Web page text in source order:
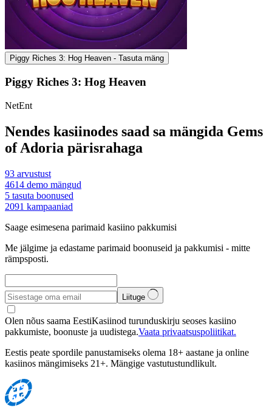
Piggy Riches 3: Hog Heaven - Tasuta mäng
Piggy Riches 3: Hog Heaven
NetEnt
Nendes kasiinodes saad sa mängida Gems
of Adoria pärisrahaga
93 arvustust
4614 demo mängud
5 tasuta boonused
2091 kampaaniad
Saage esimesena parimaid kasiino pakkumisi
Me jälgime ja edastame parimaid boonuseid ja pakkumisi - mitte
rämpsposti.
Liituge
Olen nõus saama EestiKasiinod turunduskirju seoses kasiino
pakkumiste, boonuste ja uudistega.Vaata privaatsuspoliitikat.
Eestis peate spordile panustamiseks olema 18+ aastane ja online
kasiinos mängimiseks 21+. Mängige vastutustundlikult.